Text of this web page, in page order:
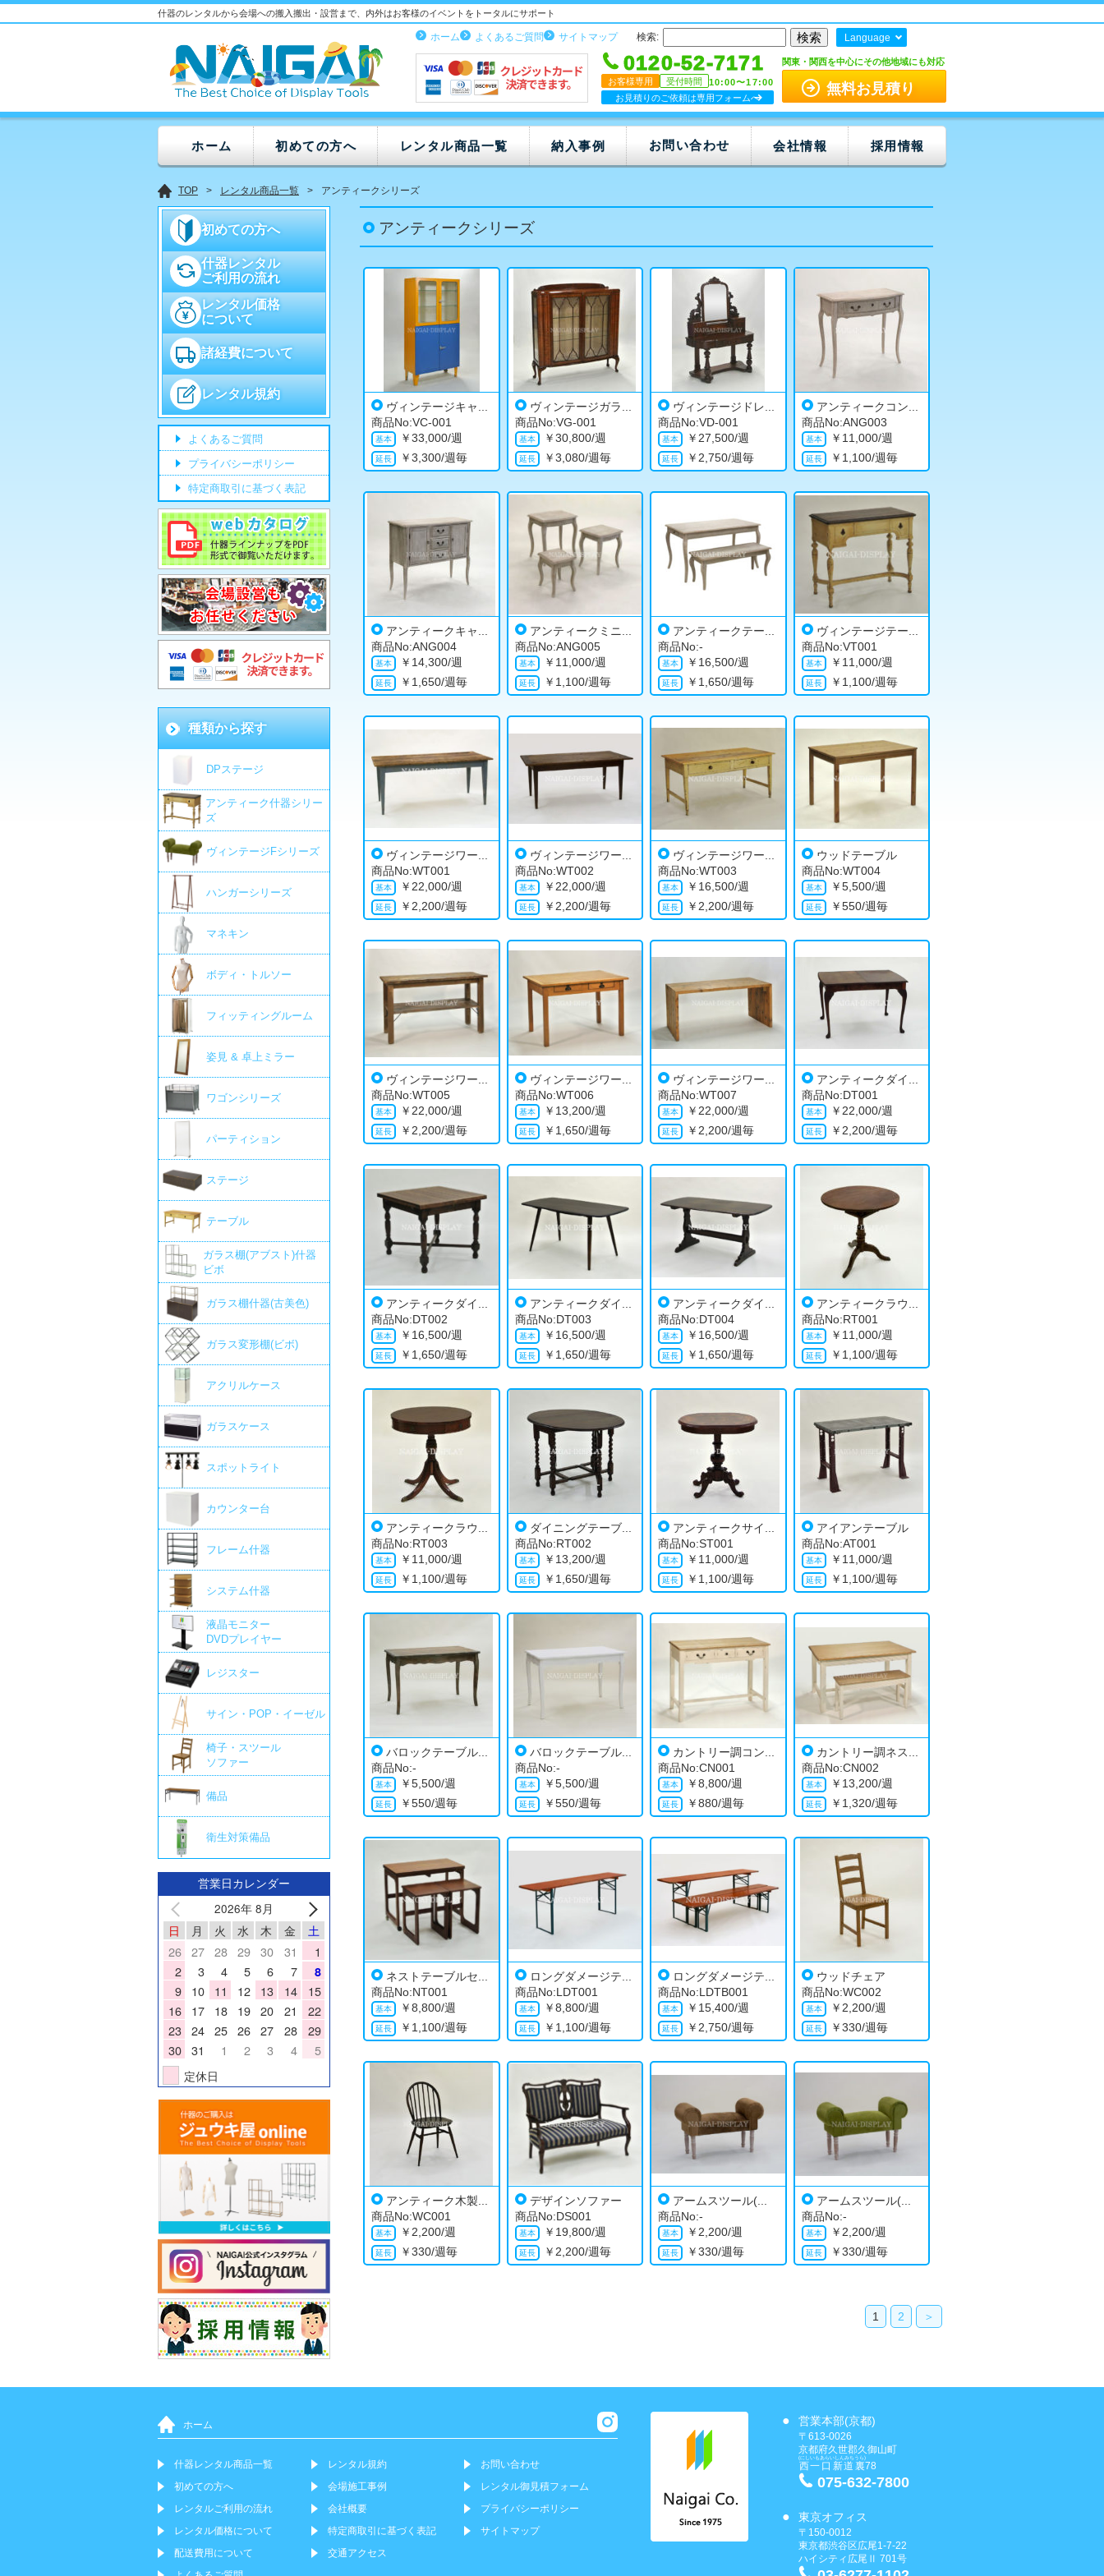
什器のレンタルから会場への搬入搬出・設営まで、内外はお客様のイベントをトータルにサポート
ホーム よくあるご質問 サイトマップ 検索: Language
0120-52-7171
お客様専用 受付時間
10:00〜17:00
お見積りのご依頼は専用フォームへ
関東・関西を中心にその他地域にも対応
無料お見積り
ホーム 初めての方へ レンタル商品一覧 納入事例 お問い合わせ 会社情報 採用情報
TOP レンタル商品一覧 アンティークシリーズ
アンティークシリーズ
ヴィンテージキャ...
商品No:VC-001
￥ 33,000/週
￥ 3,300/週毎
ヴィンテージガラ...
商品No:VG-001
￥ 30,800/週
￥ 3,080/週毎
ヴィンテージドレ...
商品No:VD-001
￥ 27,500/週
￥ 2,750/週毎
アンティークコン...
商品No:ANG003
￥ 11,000/週
￥ 1,100/週毎
アンティークキャ...
商品No:ANG004
￥ 14,300/週
￥ 1,650/週毎
アンティークミニ...
商品No:ANG005
￥ 11,000/週
￥ 1,100/週毎
アンティークテー...
商品No:-
￥ 16,500/週
￥ 1,650/週毎
ヴィンテージテー...
商品No:VT001
￥ 11,000/週
￥ 1,100/週毎
ヴィンテージワー...
商品No:WT001
￥ 22,000/週
￥ 2,200/週毎
ヴィンテージワー...
商品No:WT002
￥ 22,000/週
￥ 2,200/週毎
ヴィンテージワー...
商品No:WT003
￥ 16,500/週
￥ 2,200/週毎
ウッドテーブル
商品No:WT004
￥ 5,500/週
￥ 550/週毎
ヴィンテージワー...
商品No:WT005
￥ 22,000/週
￥ 2,200/週毎
ヴィンテージワー...
商品No:WT006
￥ 13,200/週
￥ 1,650/週毎
ヴィンテージワー...
商品No:WT007
￥ 22,000/週
￥ 2,200/週毎
アンティークダイ...
商品No:DT001
￥ 22,000/週
￥ 2,200/週毎
アンティークダイ...
商品No:DT002
￥ 16,500/週
￥ 1,650/週毎
アンティークダイ...
商品No:DT003
￥ 16,500/週
￥ 1,650/週毎
アンティークダイ...
商品No:DT004
￥ 16,500/週
￥ 1,650/週毎
アンティークラウ...
商品No:RT001
￥ 11,000/週
￥ 1,100/週毎
アンティークラウ...
商品No:RT003
￥ 11,000/週
￥ 1,100/週毎
ダイニングテーブ...
商品No:RT002
￥ 13,200/週
￥ 1,650/週毎
アンティークサイ...
商品No:ST001
￥ 11,000/週
￥ 1,100/週毎
アイアンテーブル
商品No:AT001
￥ 11,000/週
￥ 1,100/週毎
バロックテーブル...
商品No:-
￥ 5,500/週
￥ 550/週毎
バロックテーブル...
商品No:-
￥ 5,500/週
￥ 550/週毎
カントリー調コン...
商品No:CN001
￥ 8,800/週
￥ 880/週毎
カントリー調ネス...
商品No:CN002
￥ 13,200/週
￥ 1,320/週毎
ネストテーブルセ...
商品No:NT001
￥ 8,800/週
￥ 1,100/週毎
ロングダメージテ...
商品No:LDT001
￥ 8,800/週
￥ 1,100/週毎
ロングダメージテ...
商品No:LDTB001
￥ 15,400/週
￥ 2,750/週毎
ウッドチェア
商品No:WC002
￥ 2,200/週
￥ 330/週毎
アンティーク木製...
商品No:WC001
￥ 2,200/週
￥ 330/週毎
デザインソファー
商品No:DS001
￥ 19,800/週
￥ 2,200/週毎
アームスツール(...
商品No:-
￥ 2,200/週
￥ 330/週毎
アームスツール(...
商品No:-
￥ 2,200/週
￥ 330/週毎
1 2 ＞
初めての方へ
什器レンタル
ご利用の流れ
レンタル価格
について
諸経費について
レンタル規約
よくあるご質問
プライバシーポリシー
特定商取引に基づく表記
種類から探す
DPステージ
アンティーク什器シリー
ズ
ヴィンテージFシリーズ
ハンガーシリーズ
マネキン
ボディ・トルソー
フィッティングルーム
姿見 & 卓上ミラー
ワゴンシリーズ
パーティション
ステージ
テーブル
ガラス棚(アブスト)什器
ビボ
ガラス棚什器(古美色)
ガラス変形棚(ビボ)
アクリルケース
ガラスケース
スポットライト
カウンター台
フレーム什器
システム什器
液晶モニター
DVDプレイヤー
レジスター
サイン・POP・イーゼル
椅子・スツール
ソファー
備品
衛生対策備品
営業日カレンダー
2026年 8月
日 月 火 水 木 金
土
26 27 28 29 30 31
1
2
3 4 5 6 7 8
9 10 11 12 13 14
15
16
17 18 19 20 21
22
23 24 25 26 27 28
29
30 31 1 2 3 4
5
定休日
ホーム
什器レンタル商品一覧
初めての方へ
レンタルご利用の流れ
レンタル価格について
配送費用について
レンタル規約
会場施工事例
会社概要
特定商取引に基づく表記
交通アクセス
お問い合わせ
レンタル御見積フォーム
プライバシーポリシー
サイトマップ
営業本部(京都)
〒613-0026
京都府久世郡久御山町
西一口新道裏
(にしいもあらいしんみちうら)
78
075-632-7800
東京オフィス
〒150-0012
東京都渋谷区広尾1-7-22
ハイシティ広尾Ⅱ 701号